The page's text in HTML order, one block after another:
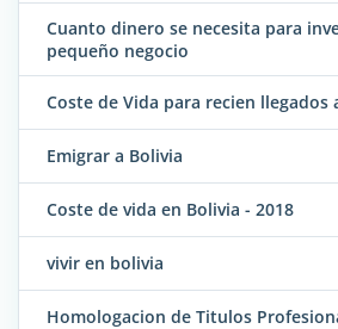
Cuanto dinero se necesita para
pequeño negocio
Coste de Vida para recien llegados
Emigrar a Bolivia
Coste de vida en Bolivia - 2018
vivir en bolivia
Homologacion de Titulos